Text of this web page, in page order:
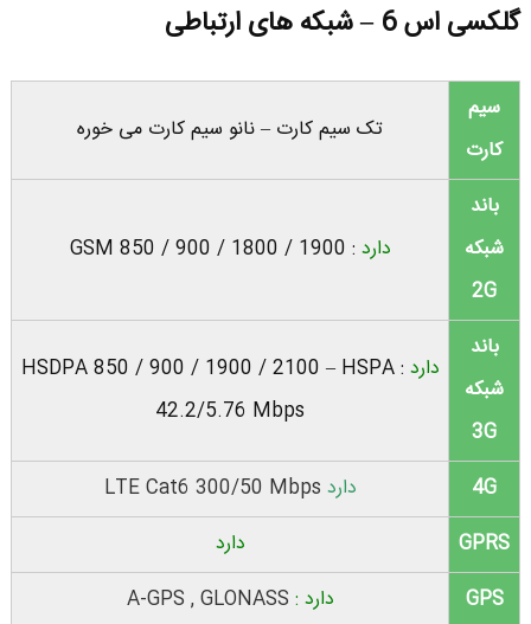
گلکسی اس 6 – شبکه های ارتباطی
سیم
کارت
تک سیم کارت – نانو سیم کارت می خوره
باند
شبکه
2G
دارد : GSM 850 / 900 / 1800 / 1900
باند
شبکه
3G
دارد :
HSDPA850 / 900 / 1900 / 2100 – HSPA
42.2/5.76 Mbps
4G دارد LTECat6 300/50 Mbps
GPRS
دارد
GPS
دارد : A-GPS , GLONASS